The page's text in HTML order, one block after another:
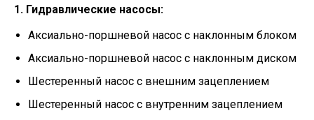
1. Гидравлические насосы:
Аксиально-поршневой насос с наклонным блоком
Аксиально-поршневой насос с наклонным диском
Шестеренный насос с внешним зацеплением
Шестеренный насос с внутренним зацеплением